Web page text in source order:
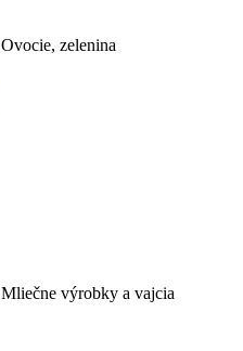
Ovocie, zelenina
Mliečne výrobky a vajcia